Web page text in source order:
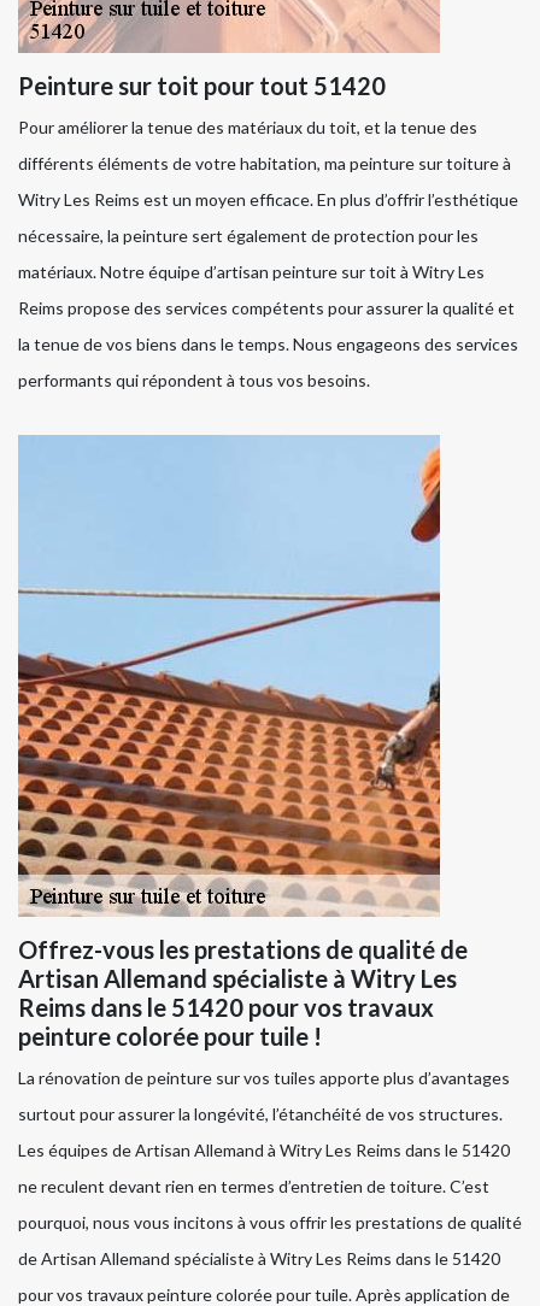
Peinture sur toit pour tout 51420
Pour améliorer la tenue des matériaux du toit, et la tenue des
différents éléments de votre habitation, ma peinture sur toiture à
Witry Les Reims est un moyen efficace. En plus d’offrir l’esthétique
nécessaire, la peinture sert également de protection pour les
matériaux. Notre équipe d’artisan peinture sur toit à Witry Les
Reims propose des services compétents pour assurer la qualité et
la tenue de vos biens dans le temps. Nous engageons des services
performants qui répondent à tous vos besoins.
Offrez-vous les prestations de qualité de
Artisan Allemand spécialiste à Witry Les
Reims dans le 51420 pour vos travaux
peinture colorée pour tuile !
La rénovation de peinture sur vos tuiles apporte plus d’avantages
surtout pour assurer la longévité, l’étanchéité de vos structures.
Les équipes de Artisan Allemand à Witry Les Reims dans le 51420
ne reculent devant rien en termes d’entretien de toiture. C’est
pourquoi, nous vous incitons à vous offrir les prestations de qualité
de Artisan Allemand spécialiste à Witry Les Reims dans le 51420
pour vos travaux peinture colorée pour tuile. Après application de